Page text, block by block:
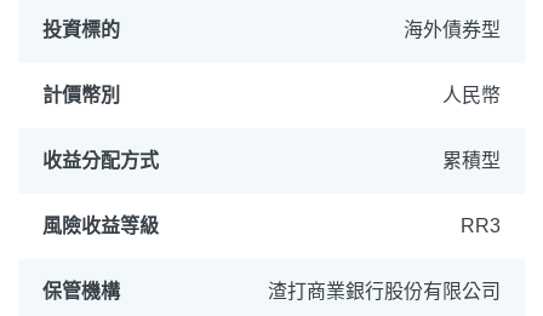
投資標的 海外債券型
計價幣別 人民幣
收益分配方式 累積型
風險收益等級 RR3
保管機構 渣打商業銀行股份有限公司